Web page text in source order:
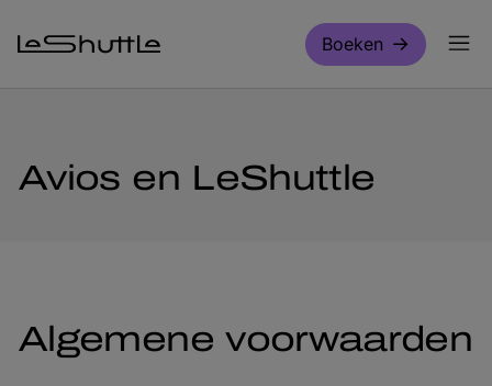
Boeken
Avios en LeShuttle
Algemene voorwaarden